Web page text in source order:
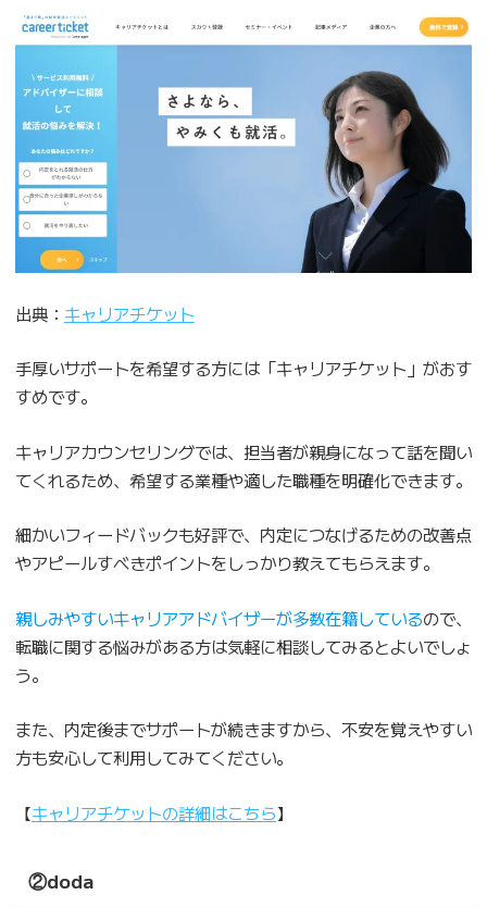
出典： キャリアチケット
手厚いサポートを希望する方には「キャリアチケット」がおす
すめです。
キャリアカウンセリングでは、担当者が親身になって話を聞い
てくれるため、希望する業種や適した職種を明確化できます。
細かいフィードバックも好評で、内定につなげるための改善点
やアピールすべきポイントをしっかり教えてもらえます。
親しみやすいキャリアアドバイザーが多数在籍しているので、
転職に関する悩みがある方は気軽に相談してみるとよいでしょ
う。
また、内定後までサポートが続きますから、不安を覚えやすい
方も安心して利用してみてください。
【キャリアチケットの詳細はこちら】
②doda